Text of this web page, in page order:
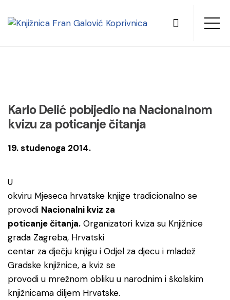
Karlo Delić pobijedio na Nacionalnom
kvizu za poticanje čitanja
19. studenoga 2014.
U
okviru Mjeseca hrvatske knjige tradicionalno se
provodi Nacionalni kviz za
poticanje čitanja. Organizatori kviza su Knjižnice
grada Zagreba, Hrvatski
centar za dječju knjigu i Odjel za djecu i mladež
Gradske knjižnice, a kviz se
provodi u mrežnom obliku u narodnim i školskim
knjižnicama diljem Hrvatske.